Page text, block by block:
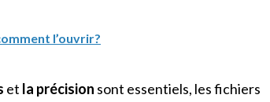
l’ouvrir?
et la précision sont essentiels, les fichiers